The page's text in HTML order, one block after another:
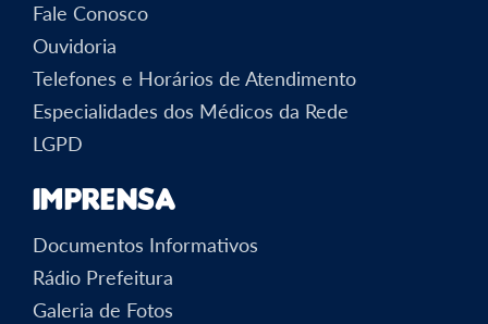
Fale Conosco
Ouvidoria
Telefones e Horários de Atendimento
Especialidades dos Médicos da Rede
LGPD
Imprensa
Documentos Informativos
Rádio Prefeitura
Galeria de Fotos